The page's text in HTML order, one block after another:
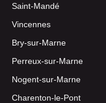
Saint-Mandé
Vincennes
Bry-sur-Marne
Perreux-sur-Marne
Nogent-sur-Marne
Charenton-le-Pont